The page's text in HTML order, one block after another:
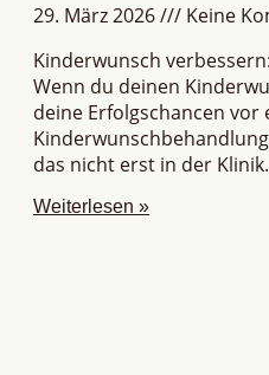
29. März 2026
Keine
Kinderwunsch
Wenn du deinen
deine Erfolgschancen vor
das nicht erst in der
Weiterlesen »